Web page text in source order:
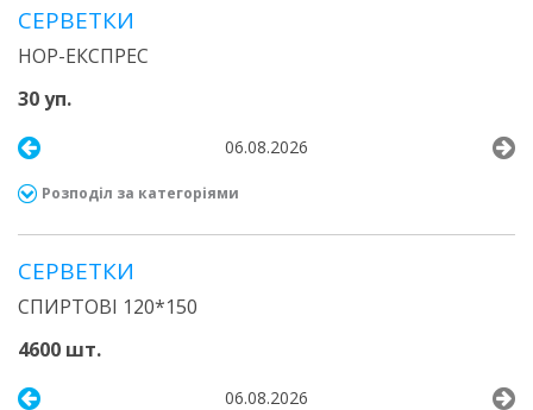
СЕРВЕТКИ
НОР-ЕКСПРЕС
30 уп.
06.08.2026
Розподіл за категоріями
СЕРВЕТКИ
СПИРТОВІ 120*150
4600 шт.
06.08.2026